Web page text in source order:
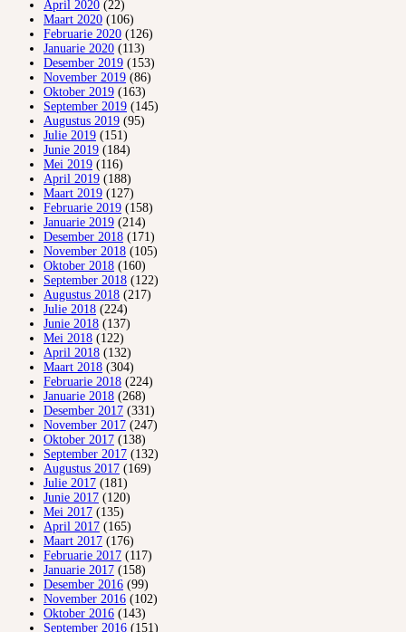
April 2020 (22)
Maart 2020 (106)
Februarie 2020 (126)
Januarie 2020 (113)
Desember 2019 (153)
November 2019 (86)
Oktober 2019 (163)
September 2019 (145)
Augustus 2019 (95)
Julie 2019 (151)
Junie 2019 (184)
Mei 2019 (116)
April 2019 (188)
Maart 2019 (127)
Februarie 2019 (158)
Januarie 2019 (214)
Desember 2018 (171)
November 2018 (105)
Oktober 2018 (160)
September 2018 (122)
Augustus 2018 (217)
Julie 2018 (224)
Junie 2018 (137)
Mei 2018 (122)
April 2018 (132)
Maart 2018 (304)
Februarie 2018 (224)
Januarie 2018 (268)
Desember 2017 (331)
November 2017 (247)
Oktober 2017 (138)
September 2017 (132)
Augustus 2017 (169)
Julie 2017 (181)
Junie 2017 (120)
Mei 2017 (135)
April 2017 (165)
Maart 2017 (176)
Februarie 2017 (117)
Januarie 2017 (158)
Desember 2016 (99)
November 2016 (102)
Oktober 2016 (143)
September 2016 (151)